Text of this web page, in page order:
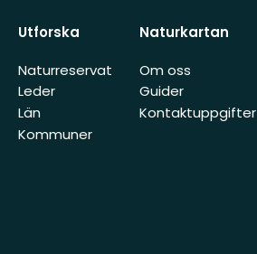
Utforska
Naturreservat
Leder
Län
Kommuner
Naturkartan
Om oss
Guider
Kontaktuppgifter